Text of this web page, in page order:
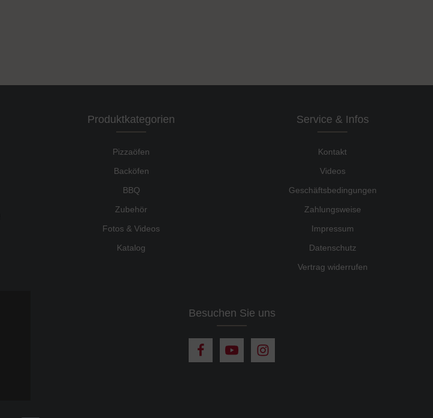
Besuchen Sie uns
Produktkategorien
Pizzaöfen
Backöfen
BBQ
Zubehör
Fotos & Videos
Katalog
Service & Infos
Kontakt
Videos
Geschäftsbedingungen
Zahlungsweise
Impressum
Datenschutz
Vertrag widerrufen